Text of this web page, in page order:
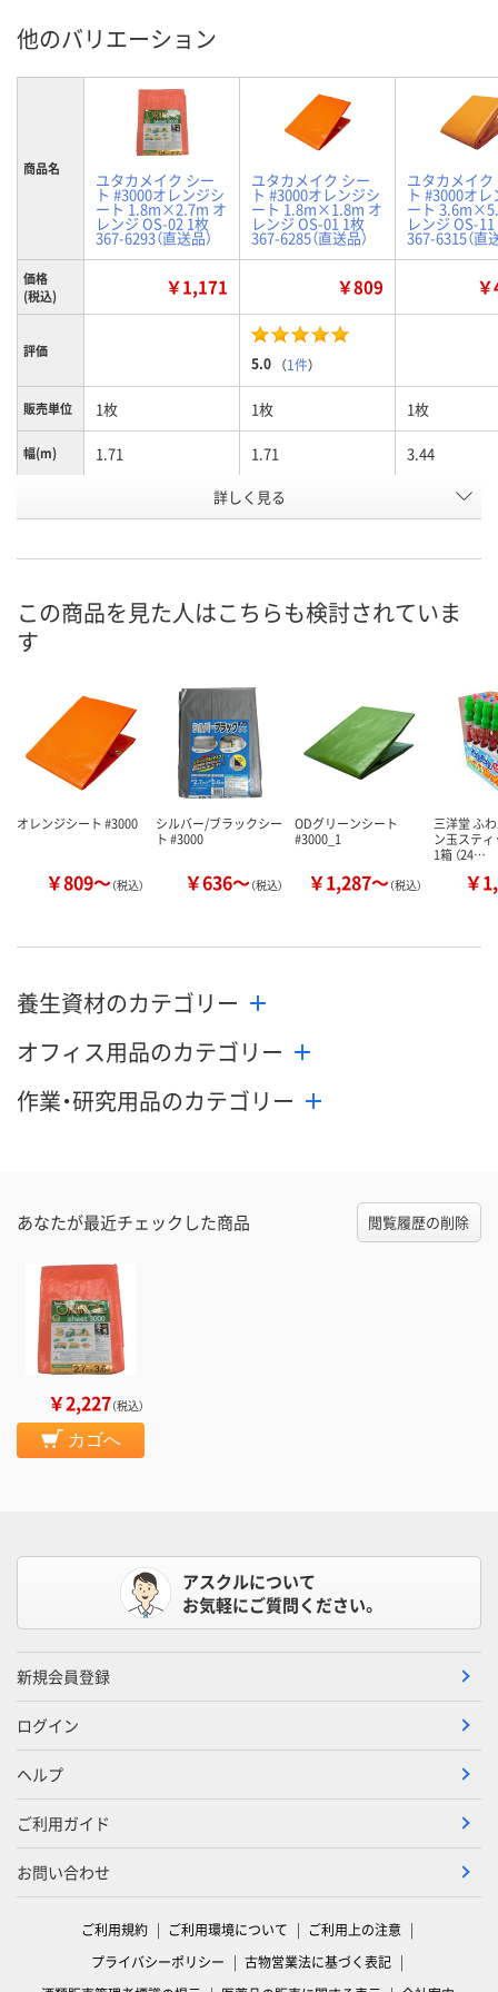
他のバリエーション
商品名
ユタカメイク シー
ト #3000オレンジシ
ート 1.8m×2.7m オ
レンジ OS-02 1枚
367-6293（直送品）
ユタカメイク シー
ト #3000オレンジシ
ート 1.8m×1.8m オ
レンジ OS-01 1枚
367-6285（直送品）
ユタカメイク
ト #3000オ
ート
レンジ OS-
367-6315（直
価格
(税込)
￥1,171 ￥809
評価
5.0 （1件）
販売単位 1枚 1枚 1枚
幅(m) 1.71 1.71 3.44
8
4415148 4414599 4414641
在庫 あり あり あり
お届け日
数量
カゴへ
数量
カゴへ カ
詳しく見る
この商品を見た人はこちらも検討されていま
す
オレンジシート #3000
￥809～（税込）
シルバー/ブラックシー
ト #3000
￥636～（税込）
ODグリーンシート
#3000_1
￥1,287～（税込）
三洋堂 ふ
ン玉ステ
1箱 （24…
￥
養生資材のカテゴリー
オフィス用品のカテゴリー
作業・研究用品のカテゴリー
あなたが最近チェックした商品 閲覧履歴の削除
￥2,227（税込）
カゴへ
アスクルについて
お気軽にご質問ください。
新規会員登録
ログイン
ヘルプ
ご利用ガイド
お問い合わせ
ご利用規約 ご利用環境について
ご利用上の注意
プライバシーポリシー
古物営業法に基づく表記